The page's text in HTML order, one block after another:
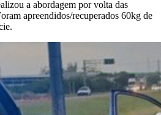
a abordagem por volta das
apreendidos/recuperados 60kg de